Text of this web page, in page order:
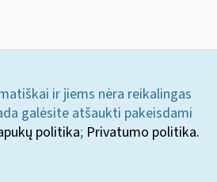
ir jiems nėra reikalingas
galėsite atšaukti pakeisdami
politika; Privatumo politika.